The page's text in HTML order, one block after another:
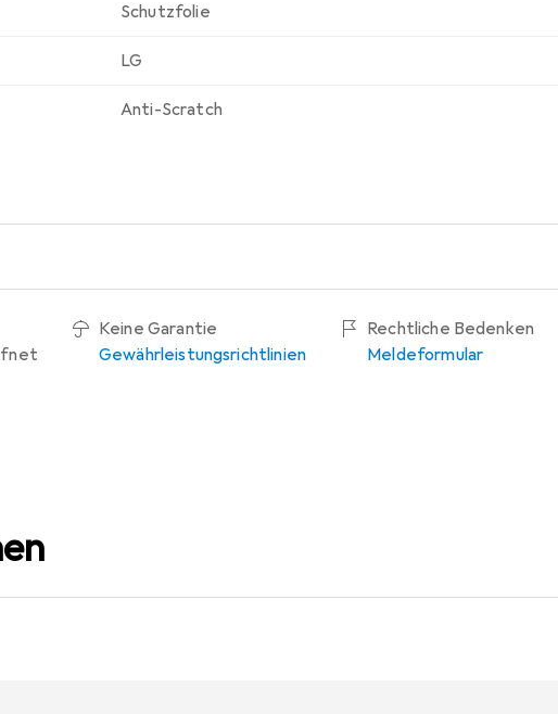
Schutzfolie
LG
Anti-Scratch
Keine Garantie
Gewährleistungsrichtlinien
Rechtliche Bedenken
Meldeformular